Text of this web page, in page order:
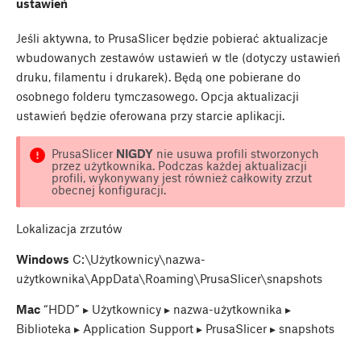
ustawień
Jeśli aktywna, to PrusaSlicer będzie pobierać aktualizacje
wbudowanych zestawów ustawień w tle (dotyczy ustawień
druku, filamentu i drukarek). Będą one pobierane do
osobnego folderu tymczasowego. Opcja aktualizacji
ustawień będzie oferowana przy starcie aplikacji.
PrusaSlicer NIGDYnie usuwa profili stworzonych
przez użytkownika. Podczas każdej aktualizacji
profili, wykonywany jest również całkowity zrzut
obecnej konfiguracji.
Lokalizacja zrzutów
Windows C:\Użytkownicy\nazwa-
użytkownika\AppData\Roaming\PrusaSlicer\snapshots
Mac “HDD” ▸ ⁨Użytkownicy⁩ ▸ ⁨nazwa-użytkownika⁩ ▸
⁨Biblioteka⁩ ▸ ⁨Application Support⁩ ▸ ⁨PrusaSlicer⁩ ▸ snapshots